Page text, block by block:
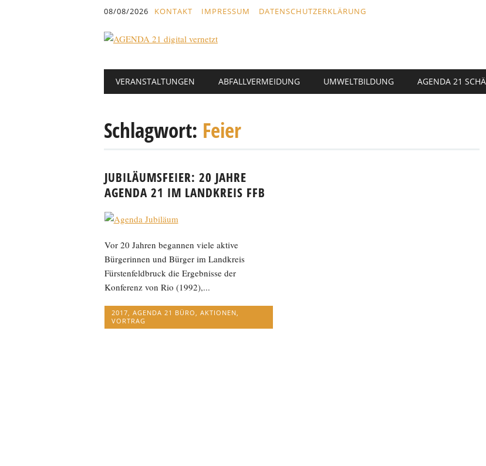
08/08/2026 KONTAKT IMPRESSUM DATENSCHUTZERKLÄRUNG
Hauptmenü
Abbrechen
VERANSTALTUNGEN ABFALLVERMEIDUNG UMWELTBILDUNG AGENDA 21
Schlagwort: Feier
JUBILÄUMSFEIER: 20 JAHRE
AGENDA 21 IM LANDKREIS FFB
Vor 20 Jahren begannen viele aktive
Bürgerinnen und Bürger im Landkreis
Fürstenfeldbruck die Ergebnisse der
Konferenz von Rio (1992),...
2017 AGENDA 21 BÜRO AKTIONEN
VORTRAG